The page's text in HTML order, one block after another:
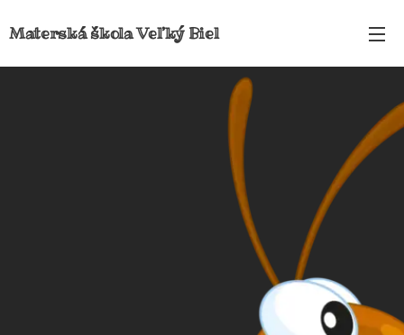
Materská škola Veľký Biel